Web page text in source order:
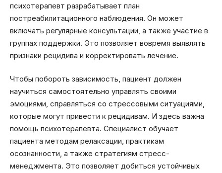
психотерапевт разрабатывает план
постреабилитационного наблюдения. Он может
включать регулярные консультации, а также участие в
группах поддержки. Это позволяет вовремя выявлять
признаки рецидива и корректировать лечение.
Чтобы побороть зависимость, пациент должен
научиться самостоятельно управлять своими
эмоциями, справляться со стрессовыми ситуациями,
которые могут привести к рецидивам. И здесь важна
помощь психотерапевта. Специалист обучает
пациента методам релаксации, практикам
осознанности, а также стратегиям стресс-
менеджмента. Это позволяет добиться устойчивых